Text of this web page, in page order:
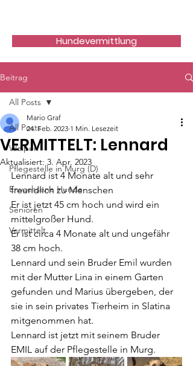
Hundevermittlung
Beitrag
All Posts
Welpen
Pflegestelle in Murg (D)
Erwachsene Hunde
Senioren
Vermittelt
All Posts
VERMITTELT: Lennard
Mario Graf
24. Feb. 2023 1 Min. Lesezeit
Aktualisiert: 3. Apr. 2023
Lennard ist 4 Monate alt und sehr
freundlich zu Menschen
Er ist jetzt 45 cm hoch und wird ein
mittelgroßer Hund.
Er ist circa 4 Monate alt und ungefähr
38 cm hoch.
Lennard und sein Bruder Emil wurden
mit der Mutter Lina in einem Garten
gefunden und Marius übergeben, der
sie in sein privates Tierheim in Slatina
mitgenommen hat.
Lennard ist jetzt mit seinem Bruder
EMIL auf der Pflegestelle in Murg.